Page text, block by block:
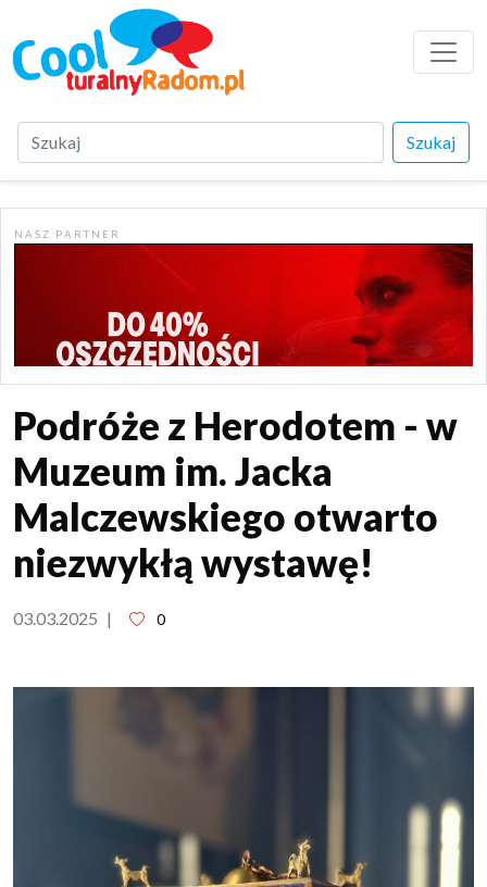
Szukaj
N A S Z P A R T N E R
Podróże z Herodotem - w
Muzeum im. Jacka
Malczewskiego otwarto
niezwykłą wystawę!
03.03.2025 | 0